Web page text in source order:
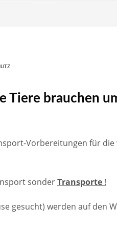
Tiere brauchen
Vorbereitungen für
sonderTransporte !
gesucht) werden auf den